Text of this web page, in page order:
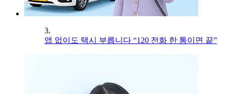
3.
앱 없이도 택시 부릅니다 “120 전화 한 통이면 끝”